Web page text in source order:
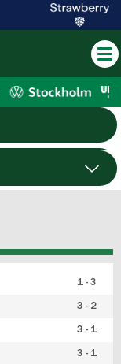
1 - 3
3 - 2
3 - 1
3 - 1